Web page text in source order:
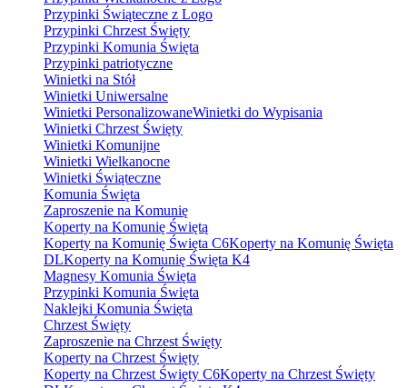
Przypinki Świąteczne z Logo
Przypinki Chrzest Święty
Przypinki Komunia Święta
Przypinki patriotyczne
Winietki na Stół
Winietki Uniwersalne
Winietki PersonalizowaneWinietki do Wypisania
Winietki Chrzest Święty
Winietki Komunijne
Winietki Wielkanocne
Winietki Świąteczne
Komunia Święta
Zaproszenie na Komunię
Koperty na Komunię Świętą
Koperty na Komunię Święta C6Koperty na Komunię Święta
DLKoperty na Komunię Święta K4
Magnesy Komunia Święta
Przypinki Komunia Święta
Naklejki Komunia Święta
Chrzest Święty
Zaproszenie na Chrzest Święty
Koperty na Chrzest Święty
Koperty na Chrzest Święty C6Koperty na Chrzest Święty